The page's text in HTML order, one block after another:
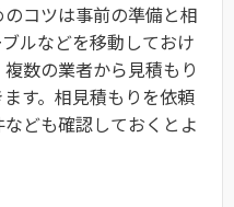
コツは事前の準備と相
ルなどを移動しておけ
数の業者から見積もり
す。相見積もりを依頼
ども確認しておくとよ